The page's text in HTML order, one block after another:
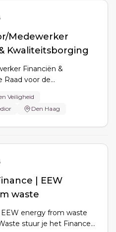
Medewerker
Kwaliteitsborging
Financiën &
Raad voor de
bewaak je
je
Veiligheid
Den Haag
| EEW
waste
energy from waste
stuur je het Finance-